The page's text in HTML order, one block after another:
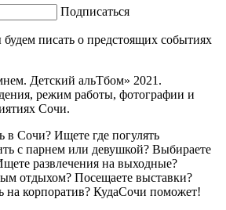
Подписаться
писать о предстоящих событиях
Детский альТбом» 2021.
режим работы, фотографии и
Сочи.
в Сочи? Ищете где погулять
с парнем или девушкой? Выбираете
развлечения на выходные?
отдыхом? Посещаете выставки?
на корпоратив? КудаСочи поможет!